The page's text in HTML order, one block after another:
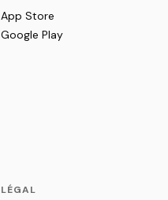
App Store
Google Play
LÉGAL